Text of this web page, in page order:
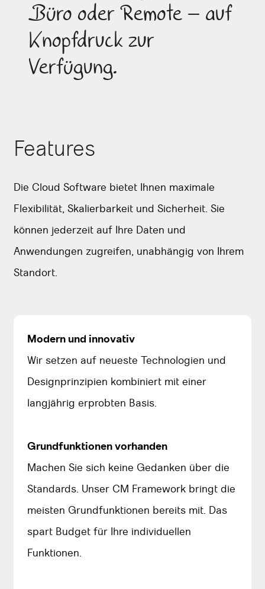
Büro oder Remote – auf
Knopfdruck zur
Verfügung.
Features
Die Cloud Software bietet Ihnen maximale
Flexibilität, Skalierbarkeit und Sicherheit. Sie
können jederzeit auf Ihre Daten und
Anwendungen zugreifen, unabhängig von Ihrem
Standort.
Modern und innovativ
Wir setzen auf neueste Technologien und
Designprinzipien kombiniert mit einer
langjährig erprobten Basis.
Grundfunktionen vorhanden
Machen Sie sich keine Gedanken über die
Standards. Unser CM Framework bringt die
meisten Grundfunktionen bereits mit. Das
spart Budget für Ihre individuellen
Funktionen.